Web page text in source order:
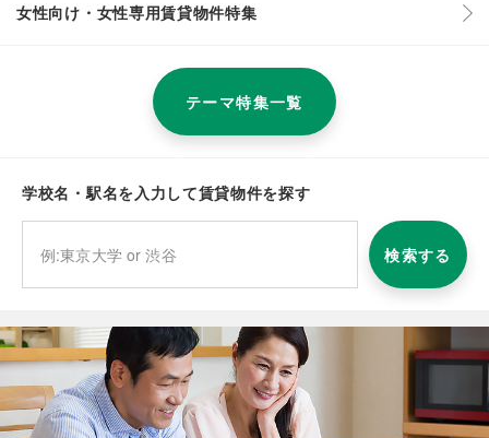
女性向け・女性専用賃貸物件特集
テーマ特集一覧
学校名・駅名を入力して賃貸物件を探す
検索する